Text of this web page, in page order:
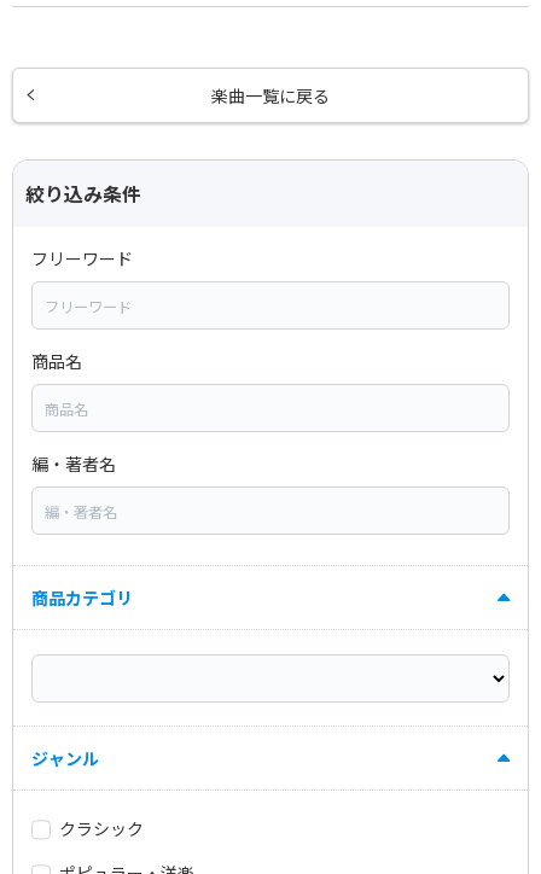
楽曲一覧に戻る
絞り込み条件
フリーワード
商品名
編・著者名
商品カテゴリ
ジャンル
クラシック